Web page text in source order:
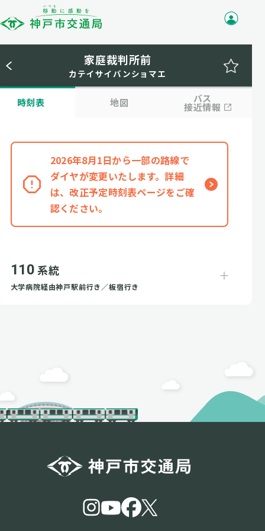
家庭裁判所前
カテイサイバンショマエ
時刻表 地図 バス
接近情報
2026年8月1日から一部の路線で
ダイヤが変更いたします。詳細
は、改正予定時刻表ページをご確
認ください。
110 系統
大学病院経由神戸駅前行き／板宿行き